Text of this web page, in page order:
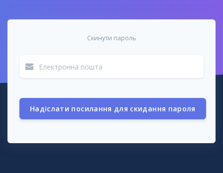
Скинути пароль
Надіслати посилання для скидання пароля